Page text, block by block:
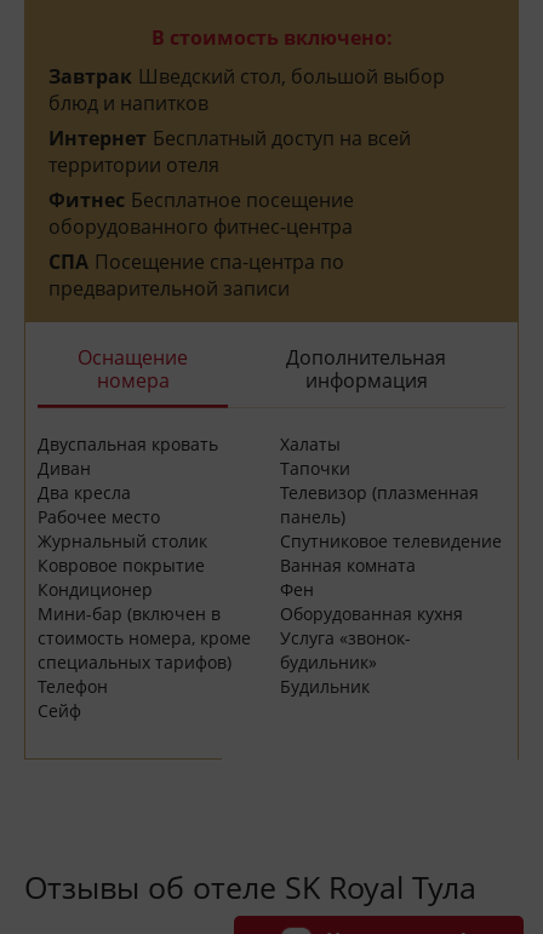
В стоимость включено:
Завтрак Шведский стол, большой выбор
блюд и напитков
Интернет Бесплатный доступ на всей
территории отеля
Фитнес Бесплатное посещение
оборудованного фитнес-центра
СПА Посещение спа-центра по
предварительной записи
Оснащение
номера
Дополнительная
информация
Двуспальная кровать
Диван
Два кресла
Рабочее место
Журнальный столик
Ковровое покрытие
Кондиционер
Мини-бар (включен в
стоимость номера, кроме
специальных тарифов)
Телефон
Сейф
Халаты
Тапочки
Телевизор (плазменная
панель)
Спутниковое телевидение
Ванная комната
Фен
Оборудованная кухня
Услуга «звонок-
будильник»
Будильник
Отзывы об отеле SK Royal Тула